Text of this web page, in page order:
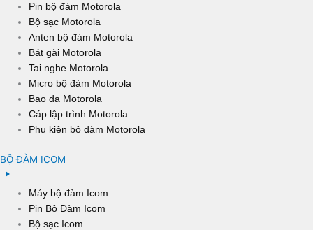
Pin bộ đàm Motorola
Bộ sạc Motorola
Anten bộ đàm Motorola
Bát gài Motorola
Tai nghe Motorola
Micro bộ đàm Motorola
Bao da Motorola
Cáp lập trình Motorola
Phụ kiện bộ đàm Motorola
BỘ ĐÀM ICOM
Máy bộ đàm Icom
Pin Bộ Đàm Icom
Bộ sạc Icom